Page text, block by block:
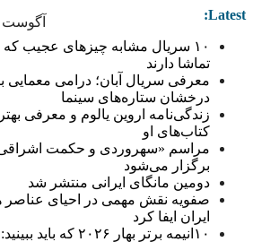
آگوست 8, 2026 Latest:
۱۰ سریال مشابه چیزهای عجیب
تماشا دارند
معرفی سریال آبان؛ درامی معمایی
درخشان ستاره‌های سینما
زندگی‌نامه اروین یالوم و معرفی
کتاب‌های او
مراسم «سهروردی و حکمت
برگزار می‌شود
دومین مانگای ایرانی منتشر شد
صفویه نقش مهمی در احیای عناصر
ایران ایفا کرد
۱۰انیمه برتر بهار ۲۰۲۶ که